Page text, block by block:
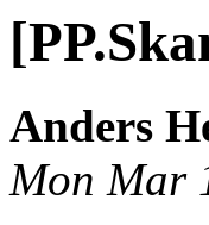
Anders
Mon Mar